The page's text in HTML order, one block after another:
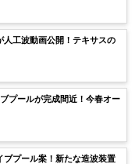
人工波動画公開！テキサスの
プールが完成間近！今春オー
ブプール案！新たな造波装置